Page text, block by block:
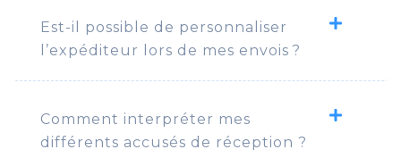
Est-il possible de personnaliser
l’expéditeur lors de mes envois ?
Comment interpréter mes
différents accusés de réception ?